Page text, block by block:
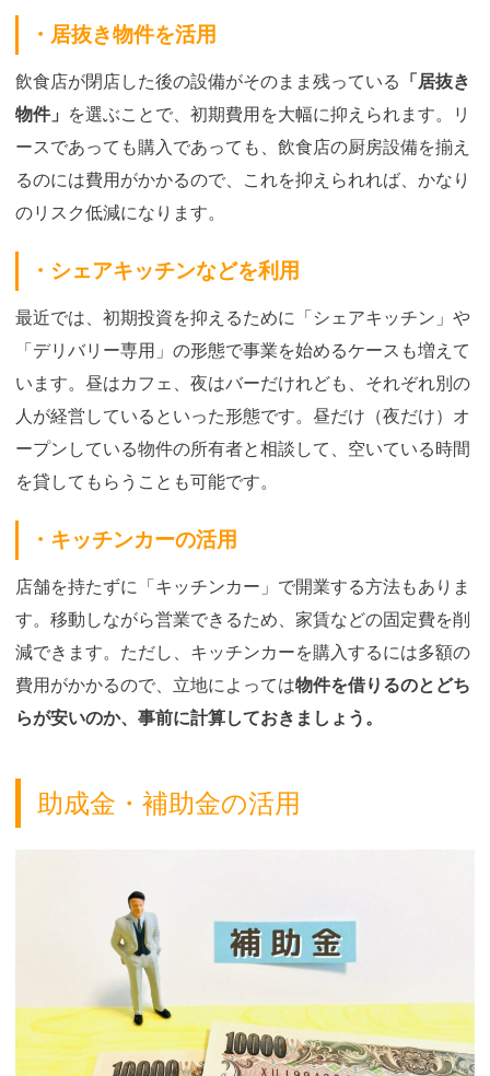
・居抜き物件を活用
飲食店が閉店した後の設備がそのまま残っている
「居抜き
物件」
を選ぶことで、初期費用を大幅に抑えられます。リ
ースであっても購入であっても、飲食店の厨房設備を揃え
るのには費用がかかるので、これを抑えられれば、かなり
のリスク低減になります。
・シェアキッチンなどを利用
最近では、初期投資を抑えるために「シェアキッチン」や
「デリバリー専用」の形態で事業を始めるケースも増えて
います。昼はカフェ、夜はバーだけれども、それぞれ別の
人が経営しているといった形態です。昼だけ（夜だけ）オ
ープンしている物件の所有者と相談して、空いている時間
を貸してもらうことも可能です。
・キッチンカーの活用
店舗を持たずに「キッチンカー」で開業する方法もありま
す。移動しながら営業できるため、家賃などの固定費を削
減できます。ただし、キッチンカーを購入するには多額の
費用がかかるので、立地によっては物件を借りるのとどち
らが安いのか、事前に計算しておきましょう。
助成金・補助金の活用